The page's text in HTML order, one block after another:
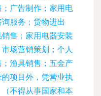
广告制作；家用电
服务；货物进出
售；家用电器安装
场营销策划；个人
渔具销售；五金产
项目外，凭营业执
不得从事国家和本